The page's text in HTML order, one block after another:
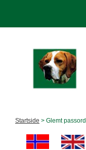
Startside > Glemt